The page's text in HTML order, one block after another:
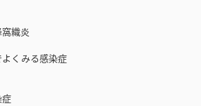
織炎
くみる感染症